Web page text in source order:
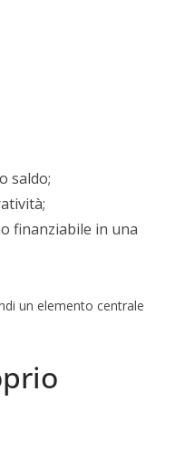
saldo;
finanziabile in una
un elemento centrale